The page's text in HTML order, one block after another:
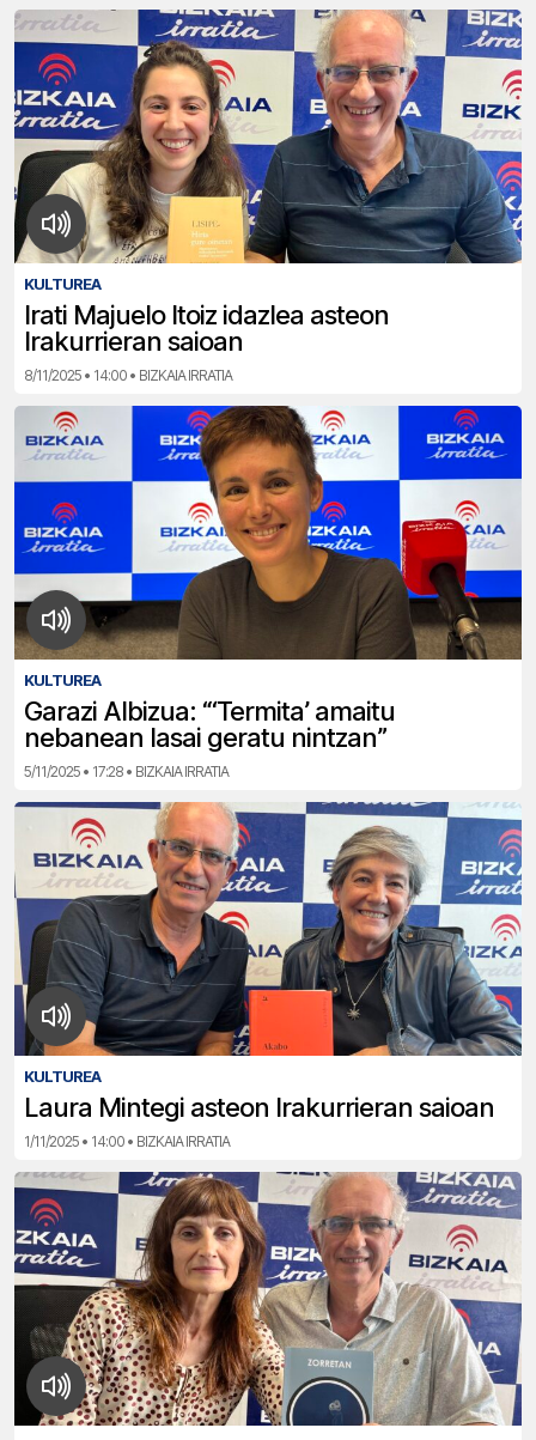
KULTUREA
Irati Majuelo Itoiz idazlea asteon
Irakurrieran saioan
8/11/2025 • 14:00 • BIZKAIA IRRATIA
KULTUREA
Garazi Albizua: “‘Termita’ amaitu
nebanean lasai geratu nintzan”
5/11/2025 • 17:28 • BIZKAIA IRRATIA
KULTUREA
Laura Mintegi asteon Irakurrieran saioan
1/11/2025 • 14:00 • BIZKAIA IRRATIA